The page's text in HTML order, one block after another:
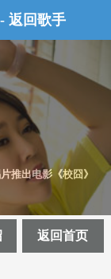
返回歌手
推出电影《校囧》
返回首页